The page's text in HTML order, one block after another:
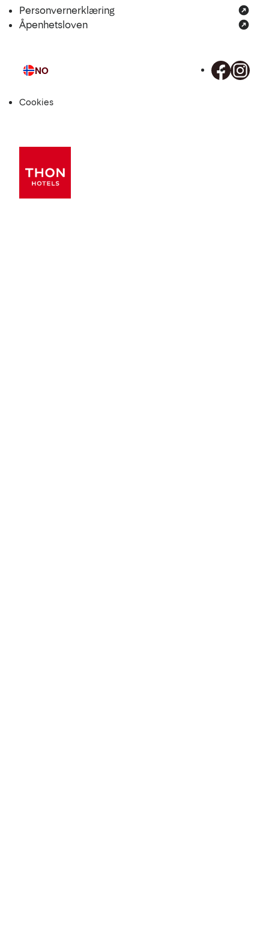
Personvernerklæring
Åpenhetsloven
Språk
NO
Cookies